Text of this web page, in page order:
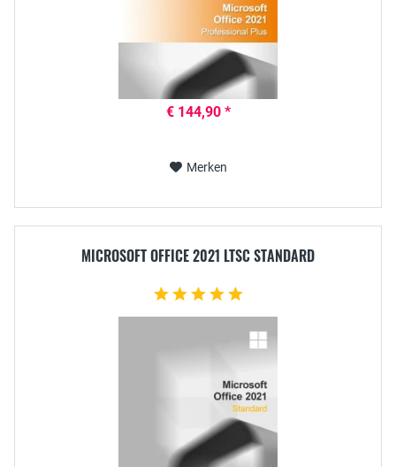
€ 144,90 *
Merken
MICROSOFT OFFICE 2021 LTSC STANDARD